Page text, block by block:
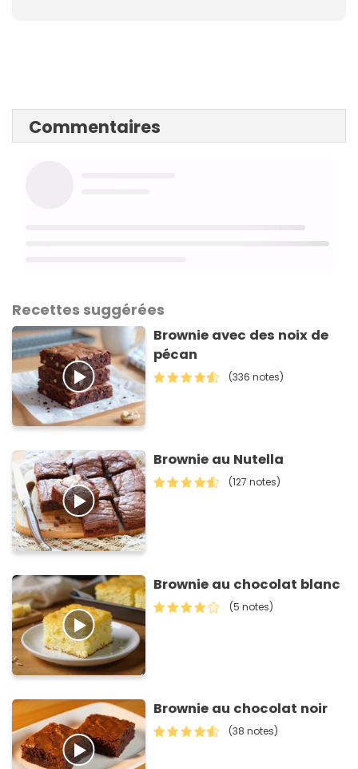
Commentaires
Recettes suggérées
Brownie avec des noix de
pécan
(336 notes)
Brownie au Nutella
(127 notes)
Brownie au chocolat blanc
(5 notes)
Brownie au chocolat noir
(38 notes)